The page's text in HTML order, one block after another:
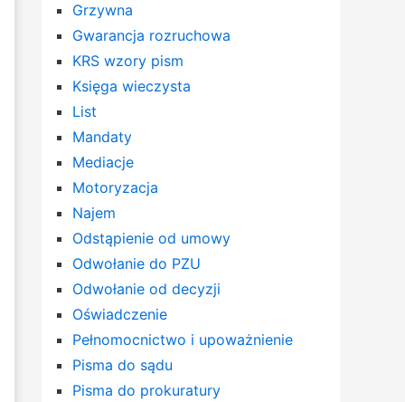
Grzywna
Gwarancja rozruchowa
KRS wzory pism
Księga wieczysta
List
Mandaty
Mediacje
Motoryzacja
Najem
Odstąpienie od umowy
Odwołanie do PZU
Odwołanie od decyzji
Oświadczenie
Pełnomocnictwo i upoważnienie
Pisma do sądu
Pisma do prokuratury